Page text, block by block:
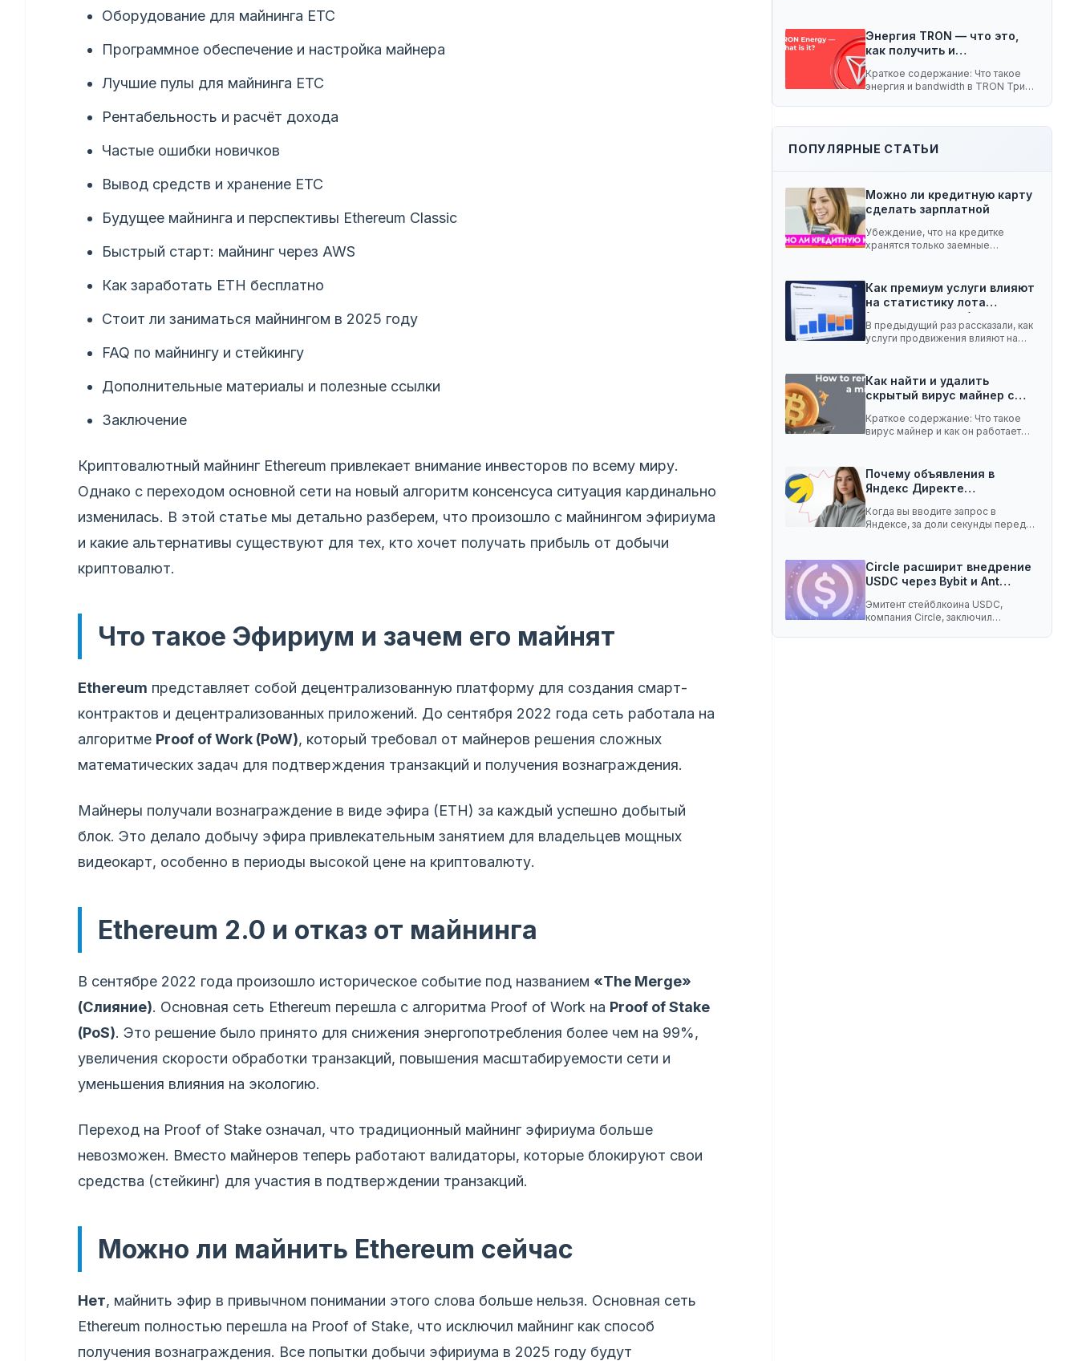
Оборудование для майнинга ETC
Программное обеспечение и настройка майнера
Лучшие пулы для майнинга ETC
Рентабельность и расчёт дохода
Частые ошибки новичков
Вывод средств и хранение ETC
Будущее майнинга и перспективы Ethereum Classic
Быстрый старт: майнинг через AWS
Как заработать ETH бесплатно
Стоит ли заниматься майнингом в 2025 году
FAQ по майнингу и стейкингу
Дополнительные материалы и полезные ссылки
Заключение
Криптовалютный майнинг Ethereum привлекает внимание инвесторов по всему миру.
Однако с переходом основной сети на новый алгоритм консенсуса ситуация кардинально
изменилась. В этой статье мы детально разберем, что произошло с майнингом эфириума
и какие альтернативы существуют для тех, кто хочет получать прибыль от добычи
криптовалют.
Что такое Эфириум и зачем его майнят
Ethereum представляет собой децентрализованную платформу для создания смарт-
контрактов и децентрализованных приложений. До сентября 2022 года сеть работала на
алгоритме Proof of Work (PoW), который требовал от майнеров решения сложных
математических задач для подтверждения транзакций и получения вознаграждения.
Майнеры получали вознаграждение в виде эфира (ETH) за каждый успешно добытый
блок. Это делало добычу эфира привлекательным занятием для владельцев мощных
видеокарт, особенно в периоды высокой цене на криптовалюту.
Ethereum 2.0 и отказ от майнинга
В сентябре 2022 года произошло историческое событие под названием «The Merge»
(Слияние). Основная сеть Ethereum перешла с алгоритма Proof of Work на Proof of Stake
(PoS). Это решение было принято для снижения энергопотребления более чем на 99%,
увеличения скорости обработки транзакций, повышения масштабируемости сети и
уменьшения влияния на экологию.
Переход на Proof of Stake означал, что традиционный майнинг эфириума больше
невозможен. Вместо майнеров теперь работают валидаторы, которые блокируют свои
средства (стейкинг) для участия в подтверждении транзакций.
Можно ли майнить Ethereum сейчас
Нет, майнить эфир в привычном понимании этого слова больше нельзя. Основная сеть
Ethereum полностью перешла на Proof of Stake, что исключил майнинг как способ
получения вознаграждения. Все попытки добычи эфириума в 2025 году будут
Энергия TRON — что это,
как получить и…
Краткое содержание: Что такое
энергия и bandwidth в TRON Три
ПОПУЛЯРНЫЕ СТАТЬИ
Можно ли кредитную карту
сделать зарплатной
Убеждение, что на кредитке
хранятся только заемные
Как премиум услуги влияют
на статистику лота
(телеграм-канал)
В предыдущий раз рассказали, как
услуги продвижения влияют на
Как найти и удалить
скрытый вирус майнер с…
Краткое содержание: Что такое
вирус майнер и как он работает
Почему объявления в
Яндекс Директе
Когда вы вводите запрос в
Яндексе, за доли секунды перед
Circle расширит внедрение
USDC через Bybit и Ant…
Эмитент стейблкоина USDC,
компания Circle, заключил